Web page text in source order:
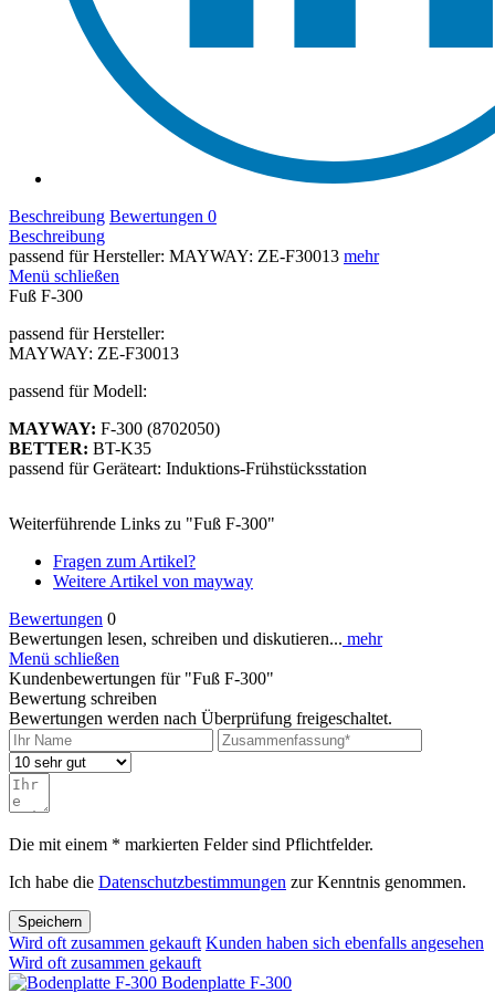
Beschreibung Bewertungen 0
Beschreibung
passend für Hersteller: MAYWAY: ZE-F30013 mehr
Menü schließen
Fuß F-300
passend für Hersteller:
MAYWAY: ZE-F30013
passend für Modell:
MAYWAY: F-300 (8702050)
BETTER: BT-K35
passend für Geräteart: Induktions-Frühstücksstation
Weiterführende Links zu "Fuß F-300"
Fragen zum Artikel?
Weitere Artikel von mayway
Bewertungen 0
Bewertungen lesen, schreiben und diskutieren... mehr
Menü schließen
Kundenbewertungen für "Fuß F-300"
Bewertung schreiben
Bewertungen werden nach Überprüfung freigeschaltet.
Die mit einem * markierten Felder sind Pflichtfelder.
Ich habe die Datenschutzbestimmungen zur Kenntnis genommen.
Speichern
Wird oft zusammen gekauft Kunden haben sich ebenfalls angesehen
Wird oft zusammen gekauft
Bodenplatte F-300